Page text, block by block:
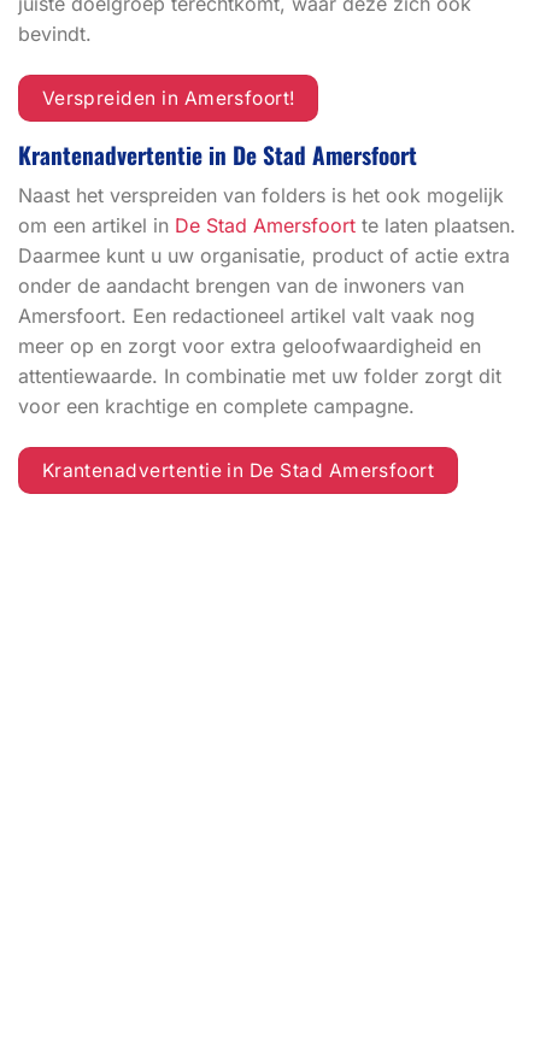
bevindt.
Verspreiden in Amersfoort!
Krantenadvertentie in De Stad Amersfoort
Naast het verspreiden van folders is het ook mogelijk
om een artikel in De Stad Amersfoort te laten plaatsen.
Daarmee kunt u uw organisatie, product of actie extra
onder de aandacht brengen van de inwoners van
Amersfoort. Een redactioneel artikel valt vaak nog
meer op en zorgt voor extra geloofwaardigheid en
attentiewaarde. In combinatie met uw folder zorgt dit
voor een krachtige en complete campagne.
Krantenadvertentie in De Stad Amersfoort